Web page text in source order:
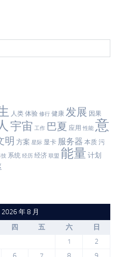
人类 体验 修行 健康 发展 因果
宇宙 工作 巴夏 应用 性能 意
明 方案 星际 显卡 服务器 本质 污
技 系统 经历 经济 联盟 能量 计划
2026 年 8 月
四 五 六
日
1
2